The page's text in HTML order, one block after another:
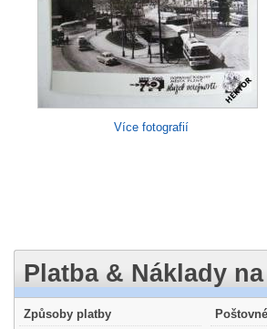
Více fotografií
Platba & Náklady
Způsoby platby